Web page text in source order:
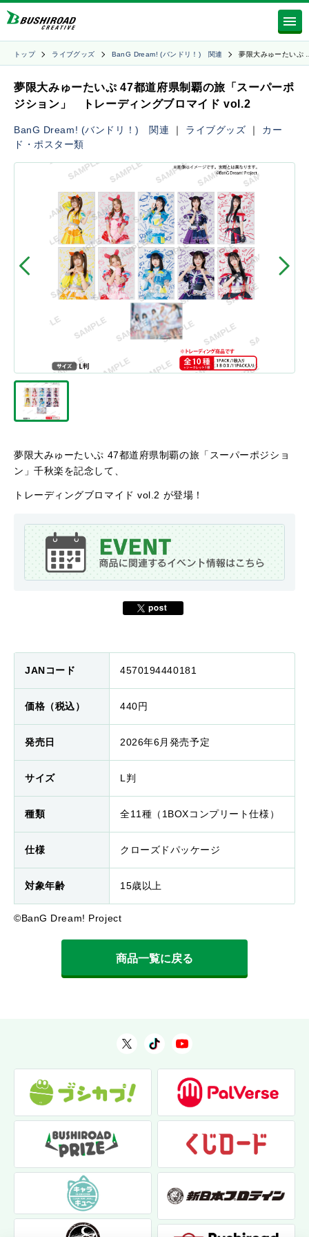
トップ ライブグッズ BanG Dream! (バンドリ！) 関連 夢限大みゅーたいぷ
夢限大みゅーたいぷ 47都道府県制覇の旅「スーパーポ
ジション」 トレーディングブロマイド vol.2
BanG Dream! (バンドリ！) 関連 ｜ ライブグッズ ｜ カー
ド・ポスター類
夢限大みゅーたいぷ 47都道府県制覇の旅「スーパーポジショ
ン」千秋楽を記念して、
トレーディングブロマイド vol.2 が登場！
JANコード 4570194440181
価格（税込） 440円
発売日 2026年6月発売予定
サイズ L判
種類 全11種（1BOXコンプリート仕様）
仕様 クローズドパッケージ
対象年齢 15歳以上
©BanG Dream! Project
商品一覧に戻る